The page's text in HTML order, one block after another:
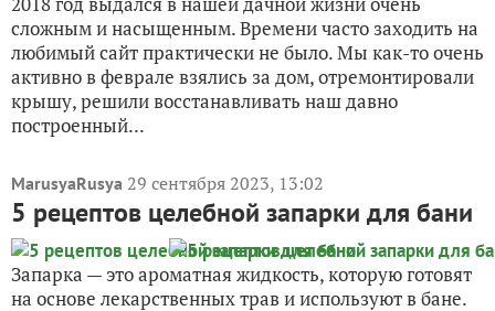
сложным и насыщенным. Времени часто заходить на
любимый сайт практически не было. Мы как-то очень
активно в феврале взялись за дом, отремонтировали
крышу, решили восстанавливать наш давно
построенный...
MarusyaRusya 29 сентября 2023, 13:02
5 рецептов целебной запарки для бани
Запарка — это ароматная жидкость, которую готовят
на основе лекарственных трав и используют в бане.